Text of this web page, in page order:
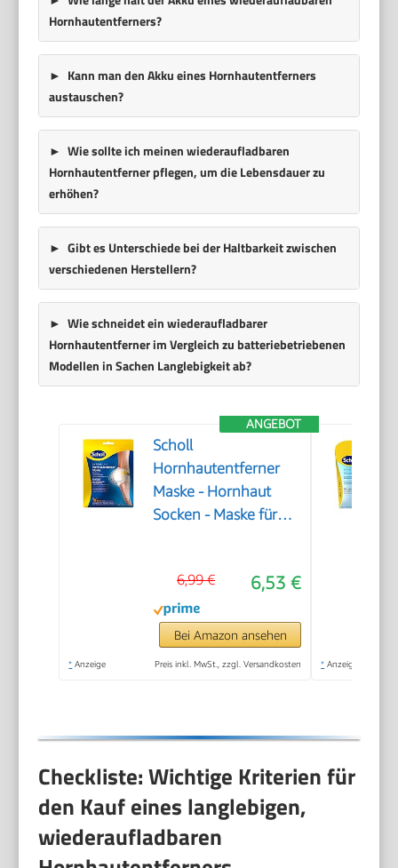
Hornhautentferners?
Kann man den Akku eines Hornhautentferners
austauschen?
Wie sollte ich meinen wiederaufladbaren
Hornhautentferner pflegen, um die Lebensdauer zu
erhöhen?
Gibt es Unterschiede bei der Haltbarkeit zwischen
verschiedenen Herstellern?
Wie schneidet ein wiederaufladbarer
Hornhautentferner im Vergleich zu batteriebetriebenen
Modellen in Sachen Langlebigkeit ab?
ANGEBOT
Scholl
Hornhautentferner
Maske - Hornhaut
Socken - Maske für
6,53 €
6,99 €
Bei Amazon ansehen
* Anzeige Preis inkl. MwSt., zzgl. Versandkosten * Anzeige
Checkliste: Wichtige Kriterien für
den Kauf eines langlebigen,
wiederaufladbaren